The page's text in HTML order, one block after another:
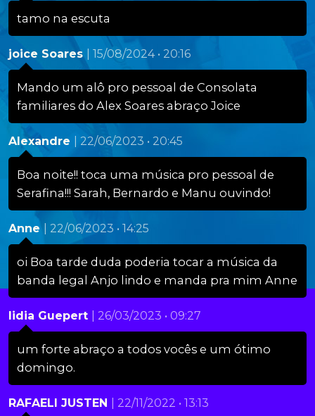
tamo na escuta
joice Soares | 15/08/2024 • 20:16
Mando um alô pro pessoal de Consolata
familiares do Alex Soares abraço Joice
Alexandre | 22/06/2023 • 20:45
Boa noite!! toca uma música pro pessoal de
Serafina!!! Sarah, Bernardo e Manu ouvindo!
Anne | 22/06/2023 • 14:25
oi Boa tarde duda poderia tocar a música da
banda legal Anjo lindo e manda pra mim Anne
lidia Guepert | 26/03/2023 • 09:27
um forte abraço a todos vocês e um ótimo
domingo.
RAFAELI JUSTEN | 22/11/2022 • 13:13